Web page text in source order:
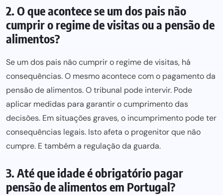
2. O que acontece se um dos pais não
cumprir o regime de visitas ou a pensão de
alimentos?
Se umdos pais não cumprir o regime de visitas, há
consequências. O mesmo acontece com o pagamento da
pensão de alimentos. O tribunal pode intervir. Pode
aplicar medidas para garantiro cumprimento das
decisões. Em situações graves, o incumprimento pode ter
consequências legais. Isto afeta o progenitor que não
cumpre. E também a regulação da guarda.
3. Até que idade é obrigatório pagar
pensão de alimentos em Portugal?